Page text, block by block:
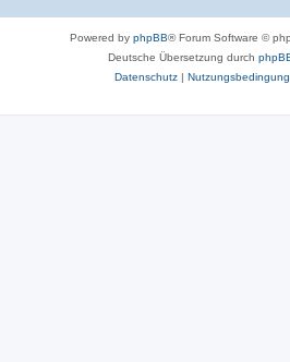
Powered by phpBB® Forum Software ©
Deutsche Übersetzung durch
Datenschutz|